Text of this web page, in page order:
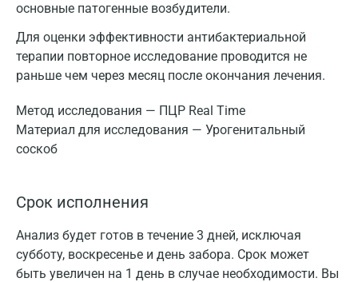
основные патогенные возбудители.
Для оценки эффективности антибактериальной
терапии повторное исследование проводится не
раньше чем через месяц после окончания лечения.
Метод исследования — ПЦР Real Time
Материал для исследования — Урогенитальный
соскоб
Срок исполнения
Анализ будет готов в течение 3 дней, исключая
субботу, воскресенье и день забора. Срок может
быть увеличен на 1 день в случае необходимости. Вы